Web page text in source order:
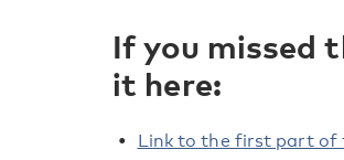
If you missed
it here:
Link to the first part of